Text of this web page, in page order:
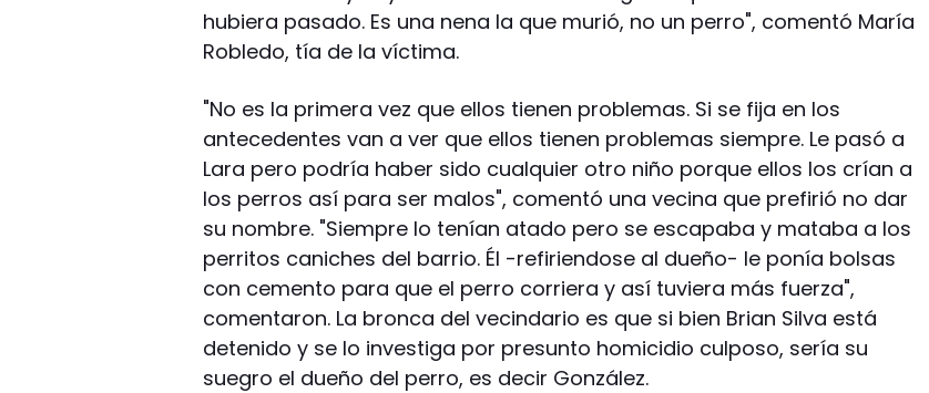
hubiera pasado. Es una nena la que murió, no un perro", comentó María
Robledo, tía de la víctima.
"No es la primera vez que ellos tienen problemas. Si se fija en los
antecedentes van a ver que ellos tienen problemas siempre. Le pasó a
Lara pero podría haber sido cualquier otro niño porque ellos los crían a
los perros así para ser malos", comentó una vecina que prefirió no dar
su nombre. "Siempre lo tenían atado pero se escapaba y mataba a los
perritos caniches del barrio. Él -refiriendose al dueño- le ponía bolsas
con cemento para que el perro corriera y así tuviera más fuerza",
comentaron. La bronca del vecindario es que si bien Brian Silva está
detenido y se lo investiga por presunto homicidio culposo, sería su
suegro el dueño del perro, es decir González.